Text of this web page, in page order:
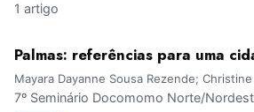
1 artigo
Palmas: referências para uma
Mayara Dayanne Sousa Rezende;
7º Seminário Docomomo Norte/